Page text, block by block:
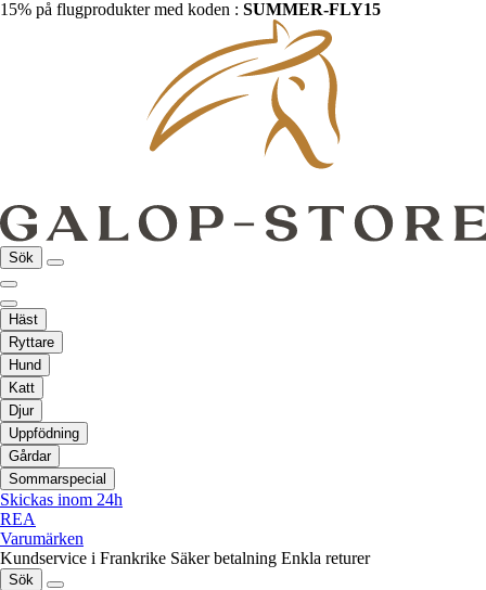
15% på flugprodukter med koden : SUMMER-FLY15
Sök
Häst
Ryttare
Hund
Katt
Djur
Uppfödning
Gårdar
Sommarspecial
Skickas inom 24h
REA
Varumärken
Kundservice i Frankrike Säker betalning Enkla returer
Sök